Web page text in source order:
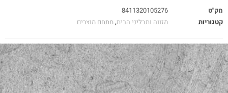
מק"ט
8411320105276
קטגוריות
מזווה ותבליני הבית,מתחם מוצרים